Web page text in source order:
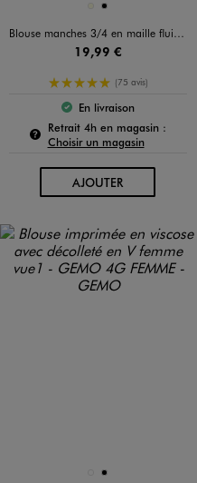
Disponible en 2 coloris
ECRUNOIR
Blouse manches 3/4 en maille fluide à pois femme
19,99 €
5/5 de moyenne
(75 avis)
Le produit est
En livraison
Retrait 4h en magasin :Pour
Choisir un magasin
AJOUTERAU PANIER
Disponible en 2 coloris
BLEU CHINE
NOIR